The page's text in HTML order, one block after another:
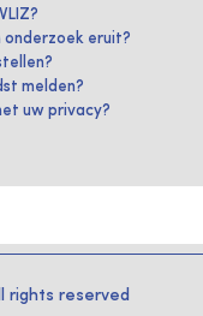
eruit?
melden?
uw privacy?
rights reserved